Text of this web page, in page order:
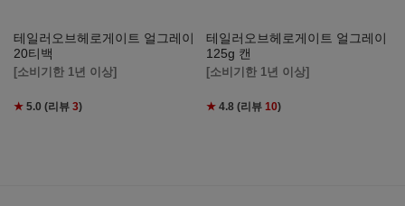
테일러오브헤로게이트 얼그레이
20티백
[소비기한 1년 이상]
★ 5.0 (리뷰 3)
테일러오브헤로게이트 얼그레이
125g 캔
[소비기한 1년 이상]
★ 4.8 (리뷰10)